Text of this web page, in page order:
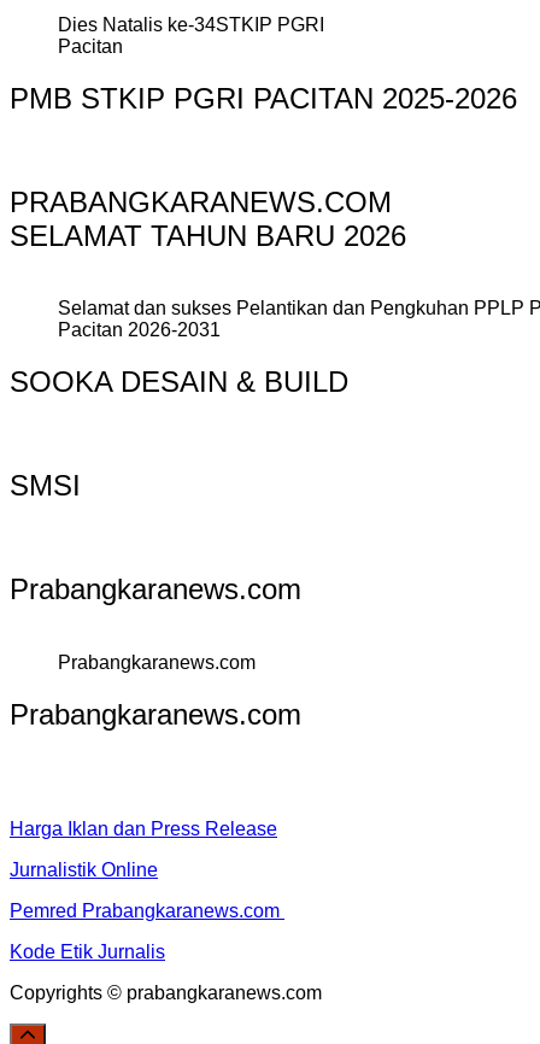
Dies Natalis ke-34STKIP PGRI
Pacitan
PMB STKIP PGRI PACITAN 2025-2026
PRABANGKARANEWS.COM
SELAMAT TAHUN BARU 2026
Selamat dan sukses Pelantikan dan Pengkuhan PPLP
Pacitan 2026-2031
SOOKA DESAIN & BUILD
SMSI
Prabangkaranews.com
Prabangkaranews.com
Prabangkaranews.com
Harga Iklan dan Press Release
Jurnalistik Online
Pemred Prabangkaranews.com
Kode Etik Jurnalis
Copyrights © prabangkaranews.com